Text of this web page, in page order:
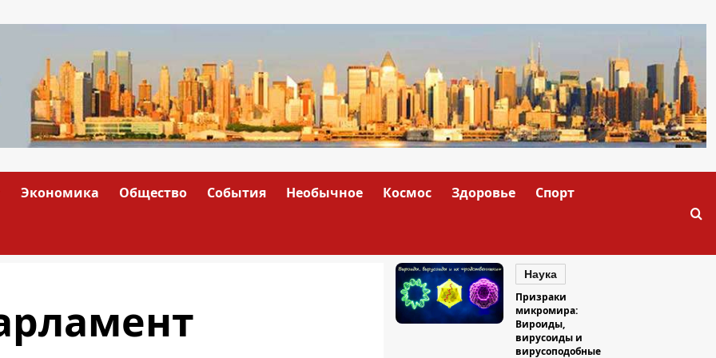
Экономика Общество События Необычное Космос Здоровье Спорт
Наука
Призраки
микромира:
Вироиды,
вирусоиды и
вирусоподобные